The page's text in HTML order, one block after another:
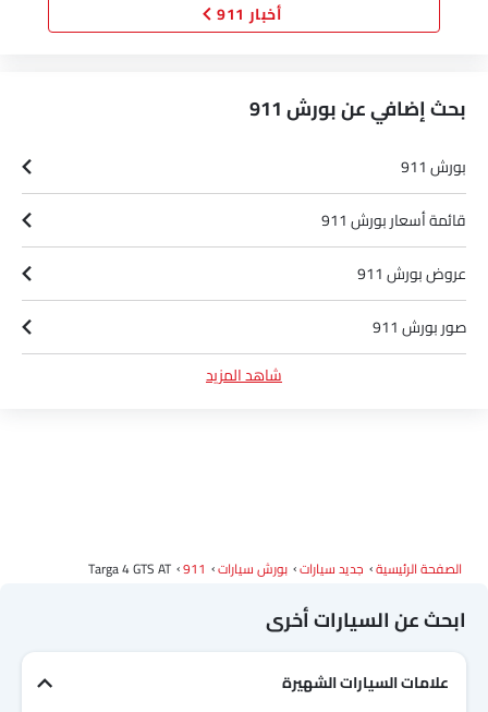
أخبار 911
بحث إضافي عن بورش 911
بورش 911
قائمة أسعار بورش 911
عروض بورش 911
صور بورش 911
شاهد المزيد
الصفحة الرئيسية جديد سيارات بورش سيارات 911
Targa 4 GTS AT
ابحث عن السيارات أخرى
علامات السيارات الشهيرة